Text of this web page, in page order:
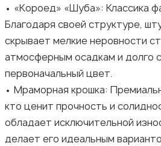
• «Короед» «Шуба»: Классика
Благодаря своей структуре,
скрывает мелкие неровности
атмосферным осадкам и долго
первоначальный цвет.
• Мраморная крошка:
кто ценит прочность и
обладает исключительной
делает его идеальным